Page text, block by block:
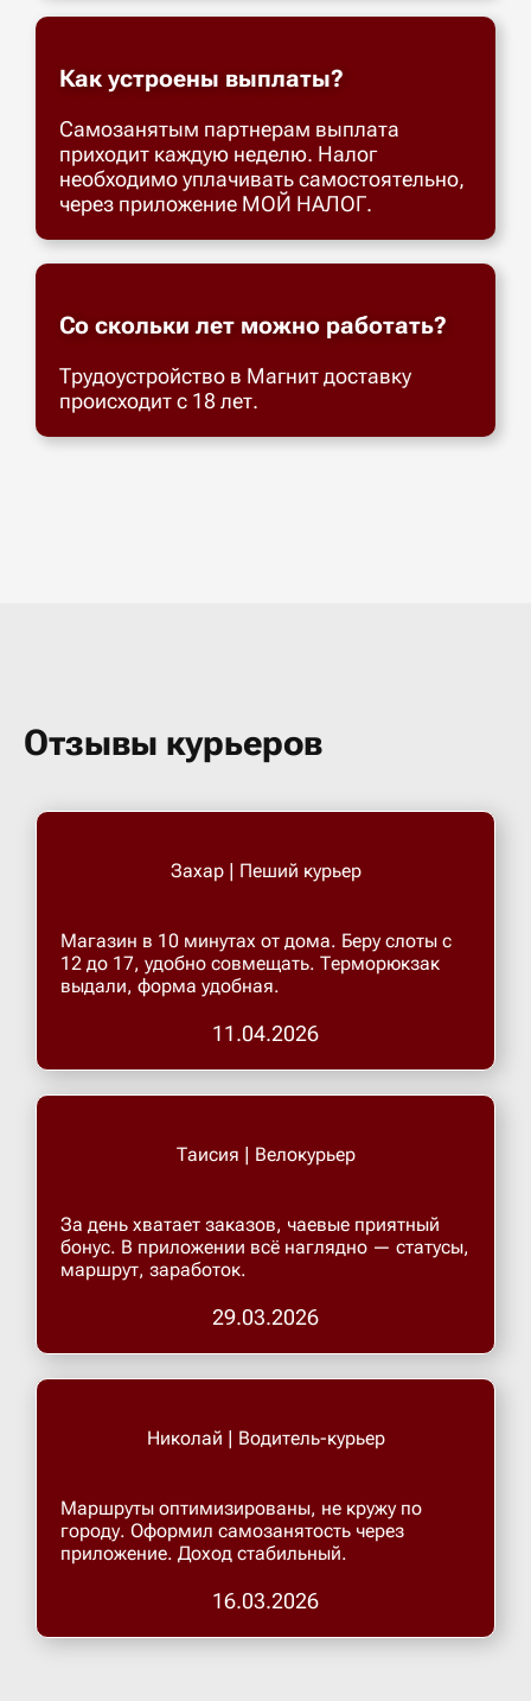
Как устроены выплаты?
Самозанятым партнерам выплата
приходит каждую неделю. Налог
необходимо уплачивать самостоятельно,
через приложение МОЙ НАЛОГ.
Со скольки лет можно работать?
Трудоустройство в Магнит доставку
происходит с 18 лет.
Отзывы курьеров
Захар | Пеший курьер
Магазин в 10 минутах от дома. Беру слоты с
12 до 17, удобно совмещать. Терморюкзак
выдали, форма удобная.
11.04.2026
Таисия | Велокурьер
За день хватает заказов, чаевые приятный
бонус. В приложении всё наглядно — статусы,
маршрут, заработок.
29.03.2026
Николай | Водитель-курьер
Маршруты оптимизированы, не кружу по
городу. Оформил самозанятость через
приложение. Доход стабильный.
16.03.2026